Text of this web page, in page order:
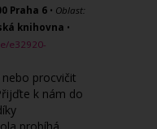
Praha 6 • Oblast:
knihovna •
e32920-
procvičit
k nám do